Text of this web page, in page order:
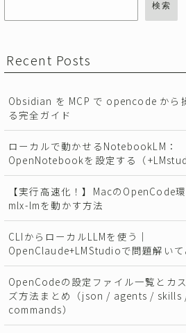
検索
Recent Posts
Obsidian を MCP で opencode から
る完全ガイド
ローカルで動かせるNotebookLM：
OpenNotebookを設定する（
【実行高速化！】MacのOpenCode
mlx-lmを動かす方法
CLIからローカルLLMを使う｜
OpenClaude+LMStudioで問題解いて
OpenCodeの設定ファイル一覧とカ
ズ方法まとめ（json / agents / skills
commands）